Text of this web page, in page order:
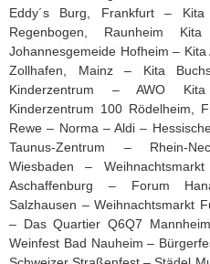
Eddy´s Burg, Frankfurt –
Regenbogen, Raunheim
Johannesgemeide Hofheim –
Zollhafen, Mainz – Kita
Kinderzentrum – AWO
Kinderzentrum 100 Rödelheim,
Rewe – Norma – Aldi –
Taunus-Zentrum – Rhein-
Wiesbaden –
Aschaffenburg – Forum
Salzhausen – Weihnachtsmarkt
– Das Quartier Q6Q7
Weinfest Bad Nauheim –